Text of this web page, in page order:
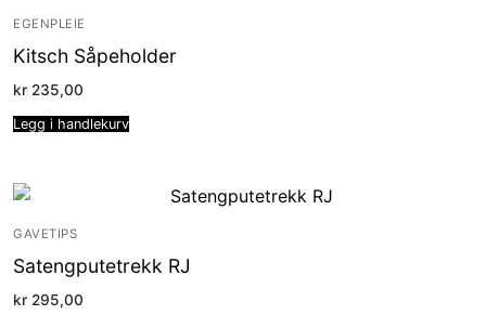
EGENPLEIE
Kitsch Såpeholder
kr 235,00
Legg i handlekurv
GAVETIPS
Satengputetrekk RJ
kr 295,00